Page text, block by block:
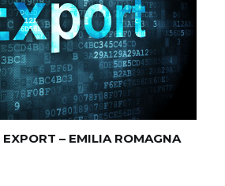
– EMILIA ROMAGNA